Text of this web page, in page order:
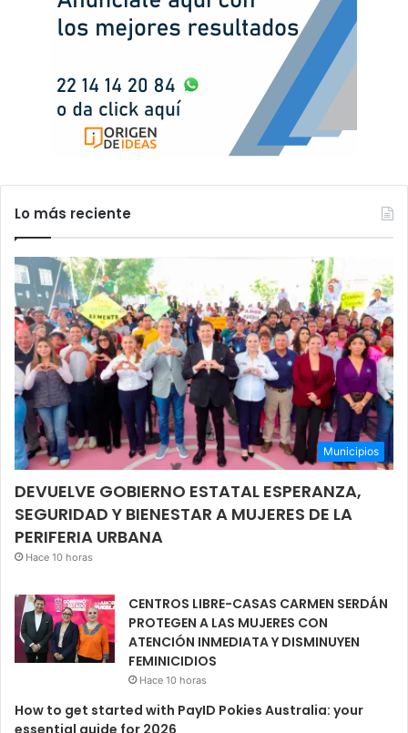
Lo más reciente
Municipios
DEVUELVE GOBIERNO ESTATAL ESPERANZA,
SEGURIDAD Y BIENESTAR A MUJERES DE LA
PERIFERIA URBANA
Hace 10 horas
CENTROS LIBRE-CASAS CARMEN SERDÁN
PROTEGEN A LAS MUJERES CON
ATENCIÓN INMEDIATA Y DISMINUYEN
FEMINICIDIOS
Hace 10 horas
How to get started with PayID Pokies Australia: your
essential guide for 2026